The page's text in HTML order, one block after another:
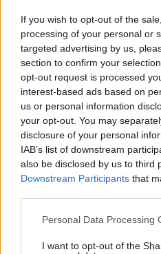
If you wish to opt-out of the
processing of your personal or
targeted advertising by us,
section to confirm your
opt-out request is processed
interest-based ads based on
us or personal information
your opt-out. You may
disclosure of your personal
IAB’s list of downstream
also be disclosed by us to third
Downstream Participants that
Please note that this website/
not limited to your visit or
Personal Data Processing
I want to opt-out of the